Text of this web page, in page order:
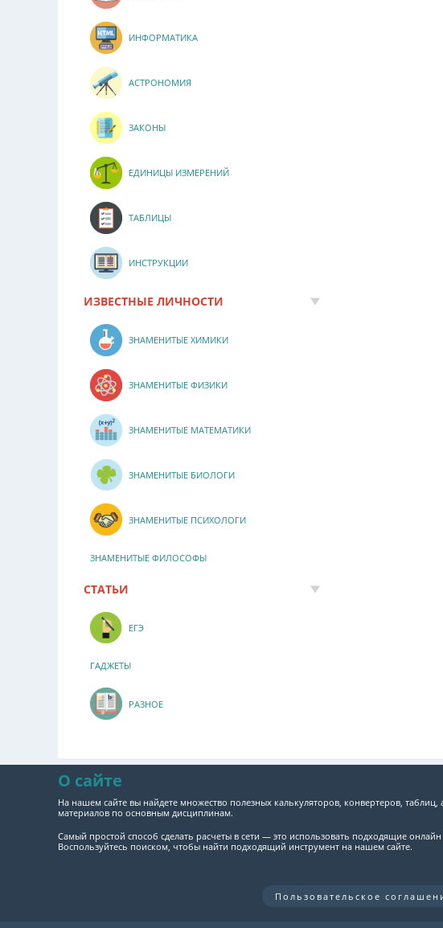
ИНФОРМАТИКА
АСТРОНОМИЯ
ЗАКОНЫ
ЕДИНИЦЫ ИЗМЕРЕНИЙ
ТАБЛИЦЫ
ИНСТРУКЦИИ
ИЗВЕСТНЫЕ ЛИЧНОСТИ
ЗНАМЕНИТЫЕ ХИМИКИ
ЗНАМЕНИТЫЕ ФИЗИКИ
ЗНАМЕНИТЫЕ МАТЕМАТИКИ
ЗНАМЕНИТЫЕ БИОЛОГИ
ЗНАМЕНИТЫЕ ПСИХОЛОГИ
ЗНАМЕНИТЫЕ ФИЛОСОФЫ
СТАТЬИ
ЕГЭ
ГАДЖЕТЫ
РАЗНОЕ
О сайте
На нашем сайте вы найдете множество полезных калькуляторов, конвертеров, таблиц,
материалов по основным дисциплинам.
Самый простой способ сделать расчеты в сети — это использовать подходящие
Воспользуйтесь поиском, чтобы найти подходящий инструмент на нашем сайте.
Пользовательское